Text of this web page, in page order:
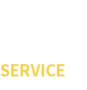
SERVICE